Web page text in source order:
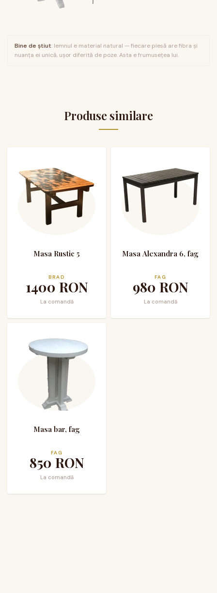
Bine de știut: lemnul e material natural — fiecare piesă are fibra și
nuanța ei unică, ușor diferită de poze. Asta e frumusețea lui.
Produse similare
Masa Rustic 5
BRAD
1400 RON
La comandă
Masa Alexandra 6, fag
FAG
980 RON
La comandă
Masa bar, fag
FAG
850 RON
La comandă